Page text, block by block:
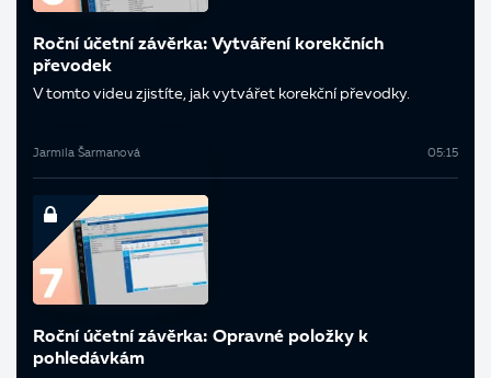
Roční účetní závěrka: Vytváření korekčních
převodek
V tomto videu zjistíte, jak vytvářet korekční převodky.
Jarmila Šarmanová 05:15
Roční účetní závěrka: Opravné položky k
pohledávkám